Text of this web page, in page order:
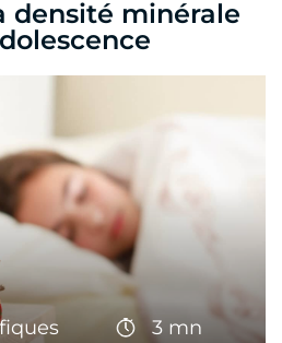
densité minérale
3 mn